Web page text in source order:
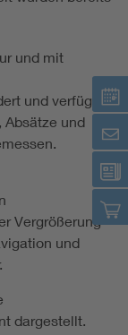
und mit
und verfügen
Absätze und
Vergrößerung
und
dargestellt.